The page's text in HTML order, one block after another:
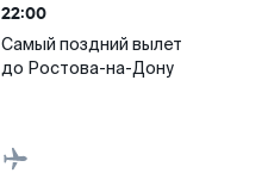
22:00
Самый поздний вылет
до Ростова-на-Дону